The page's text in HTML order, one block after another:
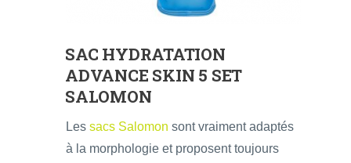
SAC HYDRATATION
ADVANCE SKIN 5 SET
SALOMON
Les sacs Salomon sont vraiment adaptés
à la morphologie et proposent toujours